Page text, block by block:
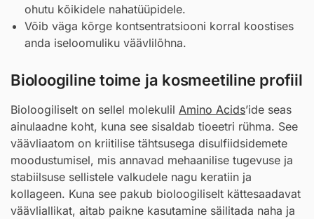
ohutu kõikidele nahatüüpidele.
Võib väga kõrge kontsentratsiooni korral koostises
anda iseloomuliku väävlilõhna.
Bioloogiline toime ja kosmeetiline profiil
Bioloogiliselt on sellel molekulil Amino Acids’ide seas
ainulaadne koht, kuna see sisaldab tioeetri rühma. See
väävliaatom on kriitilise tähtsusega disulfiidsidemete
moodustumisel, mis annavad mehaanilise tugevuse ja
stabiilsuse sellistele valkudele nagu keratiin ja
kollageen. Kuna see pakub bioloogiliselt kättesaadavat
väävliallikat, aitab paikne kasutamine säilitada naha ja